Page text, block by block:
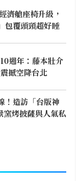
濟艙座椅升級，
覆頭頸超好睡
週年：藤本壯介
撼空降台北
！造訪「台版神
窯烤披薩與人氣私